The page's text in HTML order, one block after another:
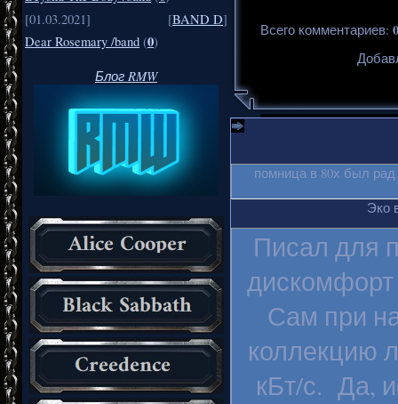
[01.03.2021]
[BAND D]
Dear Rosemary /band (0)
Блог RMW
Всего комментариев: 0
помница в 80х был
Эко
Писал для
Сам при
коллекцию
кБт/с. Да,